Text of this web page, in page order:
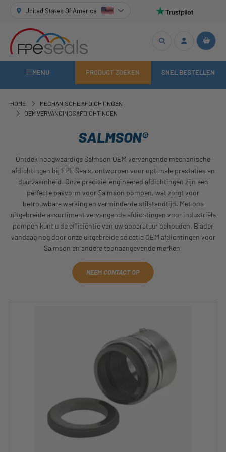
United States Of America
MENU PRODUCT ZOEKEN SNEL BESTELLEN
HOME
MECHANISCHE AFDICHTINGEN
OEM VERVANGINGSAFDICHTINGEN
SALMSON®
Ontdek hoogwaardige Salmson OEM vervangende mechanische
afdichtingen bij FPE Seals, ontworpen voor optimale prestaties en
duurzaamheid. Onze precisie-engineered afdichtingen zijn een
perfecte pasvorm voor Salmson pompen, wat zorgt voor
betrouwbare werking en verminderde stilstandtijd. Met ons
uitgebreide assortiment vervangende afdichtingen voor industriële
pompen kunt u de efficiëntie van uw apparatuur behouden. Blader
vandaag nog door onze uitgebreide selectie OEM afdichtingen voor
Salmson en andere toonaangevende merken.
NEEM CONTACT OP